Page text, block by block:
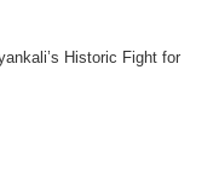
Historic Fight for